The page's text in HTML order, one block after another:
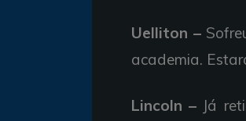
Uelliton –
academia.
Lincoln – Já